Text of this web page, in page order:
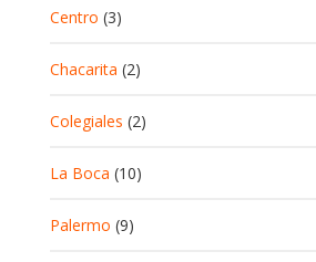
Centro (3)
Chacarita (2)
Colegiales (2)
La Boca (10)
Palermo (9)